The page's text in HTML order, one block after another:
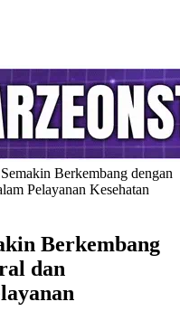
Berkembang dengan
Pelayanan Kesehatan
Berkembang
dan